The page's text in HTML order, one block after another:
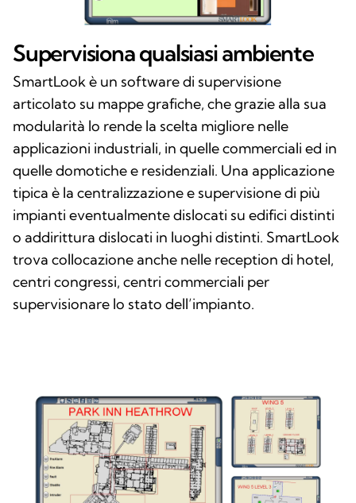
Supervisiona qualsiasi ambiente
SmartLook è un software di supervisione
articolato su mappe grafiche, che grazie alla sua
modularità lo rende la scelta migliore nelle
applicazioni industriali, in quelle commerciali ed in
quelle domotiche e residenziali. Una applicazione
tipica è la centralizzazione e supervisione di più
impianti eventualmente dislocati su edifici distinti
o addirittura dislocati in luoghi distinti. SmartLook
trova collocazione anche nelle reception di hotel,
centri congressi, centri commerciali per
supervisionare lo stato dell’impianto.